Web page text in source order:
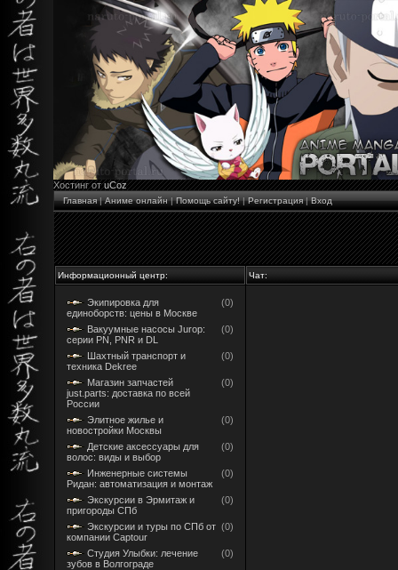
Хостинг отuCoz
Главная|Аниме онлайн|Помощь сайту!|Регистрация|Вход
Информационный центр: Чат:
Экипировка для
единоборств: цены в Москве
(0)
Вакуумные насосы Jurop:
серии PN, PNR и DL
(0)
Шахтный транспорт и
техника Dekree
(0)
Магазин запчастей
just.parts: доставка по всей
России
(0)
Элитное жилье и
новостройки Москвы
(0)
Детские аксессуары для
волос: виды и выбор
(0)
Инженерные системы
Ридан: автоматизация и монтаж
(0)
Экскурсии в Эрмитаж и
пригороды СПб
(0)
Экскурсии и туры по СПб от
компании Captour
(0)
Студия Улыбки: лечение
зубов в Волгограде
(0)